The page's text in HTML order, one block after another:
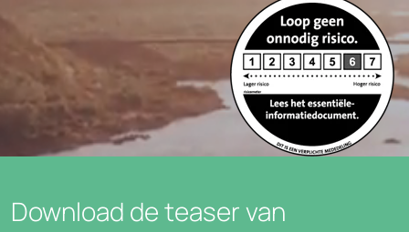
Download de teaser van